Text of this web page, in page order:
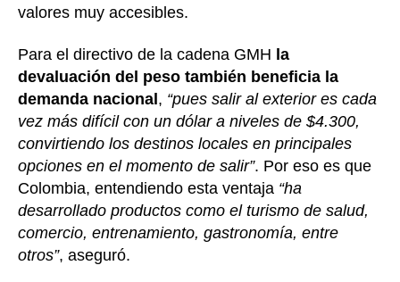
valores muy accesibles.
Para el directivo de la cadena GMH la
devaluación del peso también beneficia la
demanda nacional , “pues salir al exterior es cada
vez más difícil con un dólar a niveles de $4.300,
convirtiendo los destinos locales en principales
opciones en el momento de salir”. Por eso es que
Colombia, entendiendo esta ventaja “ha
desarrollado productos como el turismo de salud,
comercio, entrenamiento, gastronomía, entre
otros”, aseguró.